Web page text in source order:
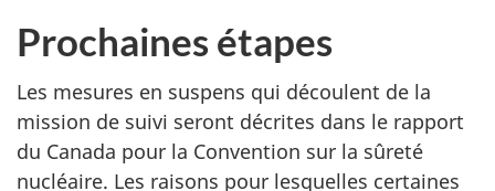
Prochaines étapes
Les mesures en suspens qui découlent de la
mission de suivi seront décrites dans le rapport
du Canada pour la Convention sur la sûreté
nucléaire. Les raisons pour lesquelles certaines